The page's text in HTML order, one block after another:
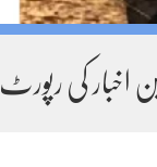
اخبار کی رپورٹ